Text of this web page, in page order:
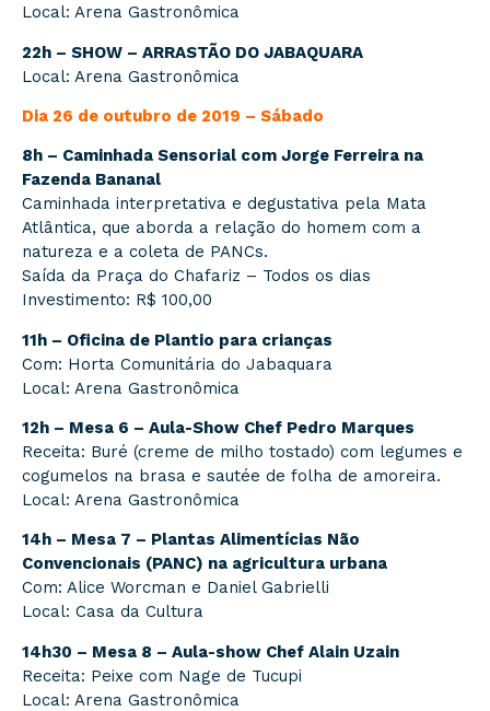
Local: Arena Gastronômica
22h – SHOW – ARRASTÃO DO JABAQUARA
Local: Arena Gastronômica
Dia 26 de outubro de 2019 – Sábado
8h – Caminhada Sensorial com Jorge Ferreira na
Fazenda Bananal
Caminhada interpretativa e degustativa pela Mata
Atlântica, que aborda a relação do homem com a
natureza e a coleta de PANCs.
Saída da Praça do Chafariz – Todos os dias
Investimento: R$ 100,00
11h – Oficina de Plantio para crianças
Com: Horta Comunitária do Jabaquara
Local: Arena Gastronômica
12h – Mesa 6 – Aula-Show Chef Pedro Marques
Receita: Buré (creme de milho tostado) com legumes e
cogumelos na brasa e sautée de folha de amoreira.
Local: Arena Gastronômica
14h – Mesa 7 – Plantas Alimentícias Não
Convencionais (PANC) na agricultura urbana
Com: Alice Worcman e Daniel Gabrielli
Local: Casa da Cultura
14h30 – Mesa 8 – Aula-show Chef Alain Uzain
Receita: Peixe com Nage de Tucupi
Local: Arena Gastronômica